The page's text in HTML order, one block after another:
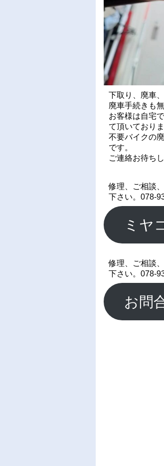
下取り、廃車
廃車手続きも
お客様は自宅
て頂いておりま
不要バイクの
です。
ご連絡お待ち
修理、ご相談
下さい。078-
ミヤ
修理、ご相談
下さい。078-
お問